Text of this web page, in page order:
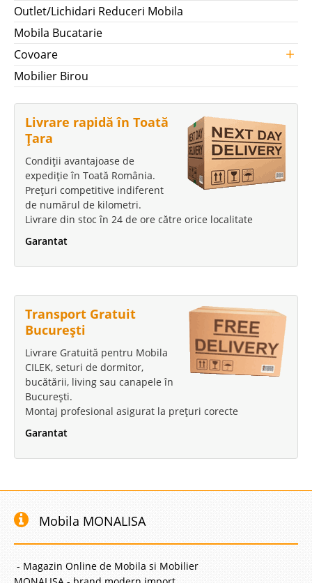
Outlet/Lichidari Reduceri Mobila
Mobila Bucatarie
Covoare
+
Mobilier Birou
Livrare rapidă în Toată
Țara
Condiții avantajoase de
expediție în Toată România.
Prețuri competitive indiferent
de numărul de kilometri.
Livrare din stoc în 24 de ore către orice localitate
Garantat
Transport Gratuit
București
Livrare Gratuită pentru Mobila
CILEK, seturi de dormitor,
bucătării, living sau canapele în
București.
Montaj profesional asigurat la prețuri corecte
Garantat
Mobila MONALISA
- Magazin Online de Mobila si Mobilier